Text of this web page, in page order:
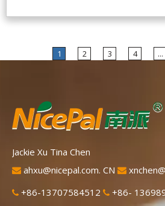
la tecnología y el procesamiento de
por aspersión más avanzados del
limón fresco. Disuelto
fácil de usar.
1 2 3 4 ...
Jackie Xu Tina Chen
 ahxu@nicepal.com. CN 
 +86-13707584512  +86-